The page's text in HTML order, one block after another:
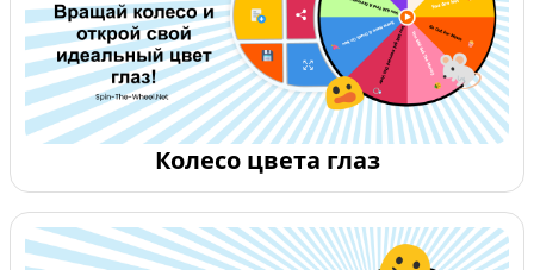
Колесо цвета глаз